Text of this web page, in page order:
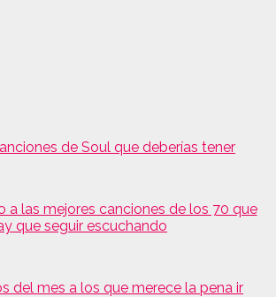
de Soul que deberías tener
a las mejores canciones de los 70 que
que seguir escuchando
del mes a los que merece la pena ir